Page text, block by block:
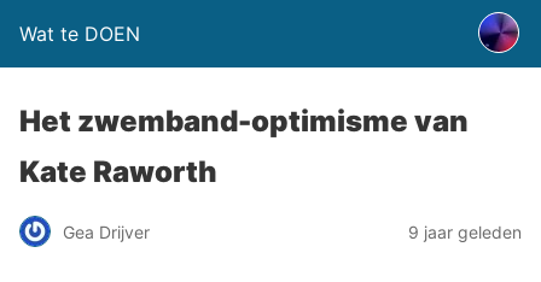
Wat te DOEN
Het zwemband-optimisme van
Kate Raworth
Gea Drijver 9 jaar geleden